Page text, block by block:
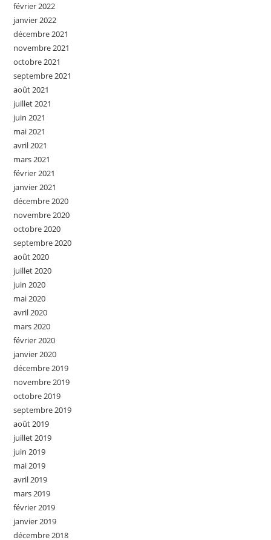
février 2022
janvier 2022
décembre 2021
novembre 2021
octobre 2021
septembre 2021
août 2021
juillet 2021
juin 2021
mai 2021
avril 2021
mars 2021
février 2021
janvier 2021
décembre 2020
novembre 2020
octobre 2020
septembre 2020
août 2020
juillet 2020
juin 2020
mai 2020
avril 2020
mars 2020
février 2020
janvier 2020
décembre 2019
novembre 2019
octobre 2019
septembre 2019
août 2019
juillet 2019
juin 2019
mai 2019
avril 2019
mars 2019
février 2019
janvier 2019
décembre 2018